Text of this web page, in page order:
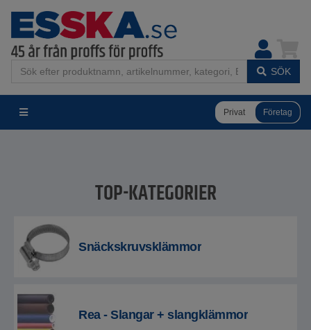
SÖK
Privat Företag
TOP-KATEGORIER
Snäckskruvsklämmor
Rea - Slangar + slangklämmor